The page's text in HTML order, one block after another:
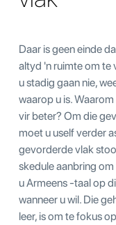
Daar is geen einde
altyd 'n ruimte om te
u stadig gaan nie,
waarop u is.
vir beter? Om die
moet u uself verder
gevorderde vlak
skedule aanbring
u Armeens -taal op
wanneer u wil. Die
leer, is om te fokus